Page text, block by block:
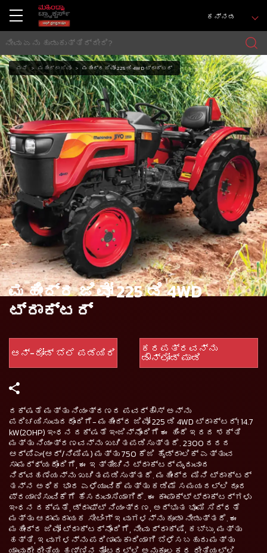
ಕನ್ನಡ
ಮನೆ ಮಹೀಂದ್ರಾ ಜಿವೊ ಮಹೀಂದ್ರ ಜಿವೋ 225 ಡಿ 4WD ಟ್ರಾಕ್ಟರ್
ಮಹೀಂದ್ರ ಜಿವೋ 225 ಡಿ 4WD
ಟ್ರಾಕ್ಟರ್
ಆನ್-ರೋಡ್ ಬೆಲೆ ಪಡೆಯಿರಿ ಕರಪತ್ರವನ್ನು
ಡೌನ್‌ಲೋಡ್ ಮಾಡಿ
ದಕ್ಷತೆ ಮತ್ತು ನಿಯಂತ್ರಣದ ಪವರ್‌ಹೌಸ್ ಅನ್ನು
ಪರಿಚಯಿಸುವುದರೊಂದಿಗೆ- ಮಹೀಂದ್ರ ಜಿವೋ 225 ಡಿ 4WD ಟ್ರಾಕ್ಟರ್! 14.7
kW(20HP) ಇಂಧನ ದಕ್ಷತೆ ಇಂಜಿನ್‌ನೊಂದಿಗೆ ಈ ಹಿಂದೆ ಇರದ ಶಕ್ತಿ
ಮತ್ತು ನಿಯಂತ್ರಣವನ್ನು ಖಚಿತಪಡಿಸುತ್ತದೆ. 2300 ದರದ
ಆರ್‌ಪಿಎಂ(ಆರ್/ನಿಮಿಷ) ಮತ್ತು 750 ಕೆಜಿ ಹೈಡ್ರಾಲಿಕ್ ಎತ್ತುವ
ಸಾಮರ್ಥ್ಯದೊಂದಿಗೆ, ಈ ಇತ್ತೀಚಿನ ಟ್ರಾಕ್ಟರ್ ಮೃದುವಾದ
ನಿರ್ವಹಣೆಯನ್ನು ಖಚಿತಪಡಿಸುತ್ತದೆ. ಮಹೀಂದ್ರ ಮಿನಿ ಟ್ರಾಕ್ಟರ್
ತನ್ನ ಅಧಿಕ ಭಾರ ಎಳೆಯುವಿಕೆ ಮತ್ತು ಕಡಿಮೆ ಸಮಯದಲ್ಲಿ ದೂರ
ಪ್ರಯಾಣಿಸುವಿಕೆಗೆ ಹೆಸರುವಾಸಿಯಾಗಿದೆ. ಈ ಕಾಂಪಾಕ್ಟ್ ಟ್ರಾಕ್ಟರ್‌ಗಳು
ಇಂಧನ ದಕ್ಷತೆ, ಡ್ರಾಫ್ಟ್ ನಿಯಂತ್ರಣ, ಅದ್ಭುತ ಭೂಮಿ ಸಿದ್ಧತೆ
ಮತ್ತು ಆರಾಮದಾಯಕ ಸೀಟಿಂಗ್ ಇವುಗಳನ್ನು ಕೂಡಾ ನೀಡುತ್ತದೆ. ಈ
ಮಹೀಂದ್ರ ಜಿವೋ ಟ್ರಾಕ್ಟರ್‌ನೊಂದಿಗೆ, ನೀವು ದ್ರಾಕ್ಷಿ, ಕಬ್ಬು, ಮತ್ತು
ಹತ್ತಿ, ಇವುಗಳನ್ನು ಪರಿಣಾಮಕಾರಿಯಾಗಿ ಬೆಳೆಸಬಹುದು ಮತ್ತು